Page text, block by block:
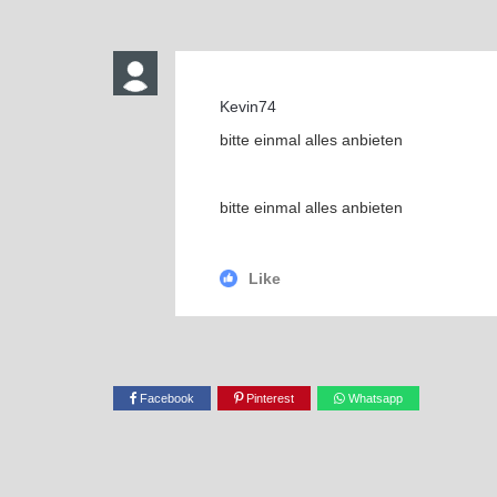
Kevin74
bitte einmal alles anbieten
bitte einmal alles anbieten
Like
Facebook Pinterest Whatsapp